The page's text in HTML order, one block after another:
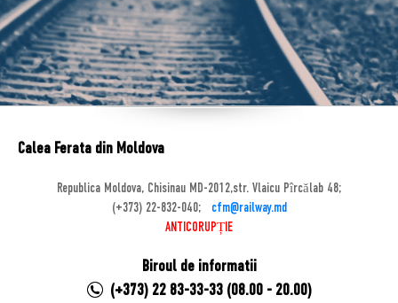
Calea Ferata din Moldova
Republica Moldova, Chisinau MD-2012,str. Vlaicu Pîrcălab 48;
(+373) 22-832-040;
cfm@railway.md
ANTICORUPȚIE
Biroul de informatii
(+373) 22 83-33-33 (08.00 - 20.00)